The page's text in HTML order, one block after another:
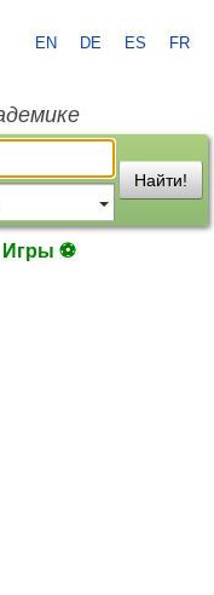
EN DE ES FR
Найти!
Игры ⚽